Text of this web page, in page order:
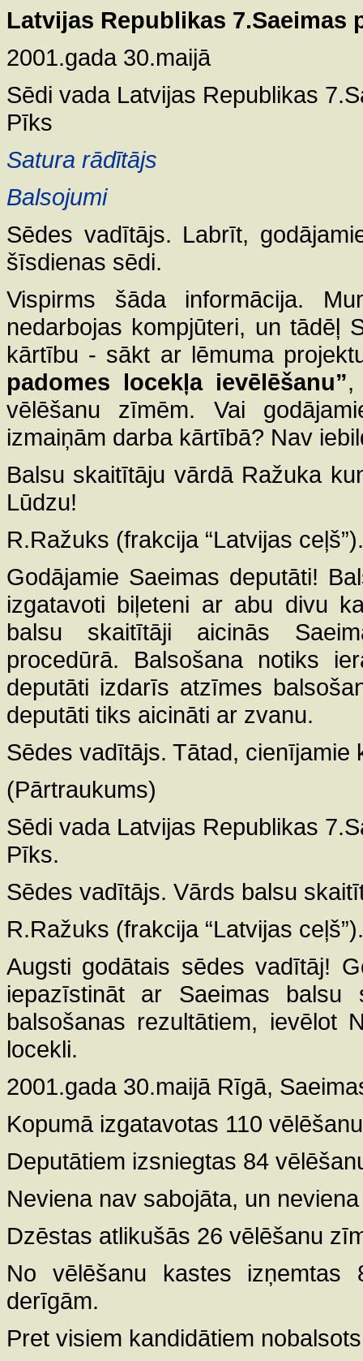
Latvijas Republikas 7.Saeimas
2001.gada 30.maijā
Sēdi vada Latvijas Republikas
Pīks
Satura rādītājs
Balsojumi
Sēdes vadītājs. Labrīt,
šīsdienas sēdi.
Vispirms šāda informācija.
nedarbojas kompjūteri, un tādēļ
kārtību - sākt ar lēmuma
padomes locekļa ievēlēšanu”,
vēlēšanu zīmēm. Vai
izmaiņām darba kārtībā? Nav
Balsu skaitītāju vārdā Ražuka
Lūdzu!
R.Ražuks (frakcija “Latvijas ceļš”).
Godājamie Saeimas deputāti!
izgatavoti biļeteni ar abu divu
balsu skaitītāji aicinās
procedūrā. Balsošana notiks
deputāti izdarīs atzīmes
deputāti tiks aicināti ar zvanu.
Sēdes vadītājs. Tātad, cienījamie
(Pārtraukums)
Sēdi vada Latvijas Republikas
Pīks.
Sēdes vadītājs. Vārds balsu
R.Ražuks (frakcija “Latvijas ceļš”).
Augsti godātais sēdes vadītāj!
iepazīstināt ar Saeimas
balsošanas rezultātiem, ievēlot
locekli.
2001.gada 30.maijā Rīgā,
Kopumā izgatavotas 110
Deputātiem izsniegtas 84
Neviena nav sabojāta, un
Dzēstas atlikušās 26 vēlēšanu
No vēlēšanu kastes
derīgām.
Pret visiem kandidātiem